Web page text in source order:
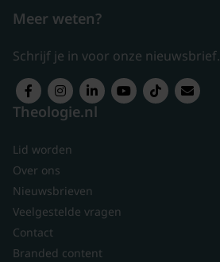
Meer weten?
Schrijf je in voor onze nieuwsbrief.
Theologie.nl
Lid worden
Over ons
Nieuwsbrieven
Veelgestelde vragen
Contact
Branded content